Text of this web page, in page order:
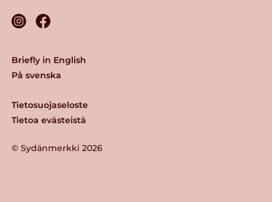
© Sydänmerkki 2026
Tietosuojaseloste
Tietoa evästeistä
Briefly in English
På svenska